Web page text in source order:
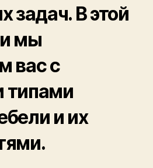
задач. В этой
мы
вас с
типами
и их